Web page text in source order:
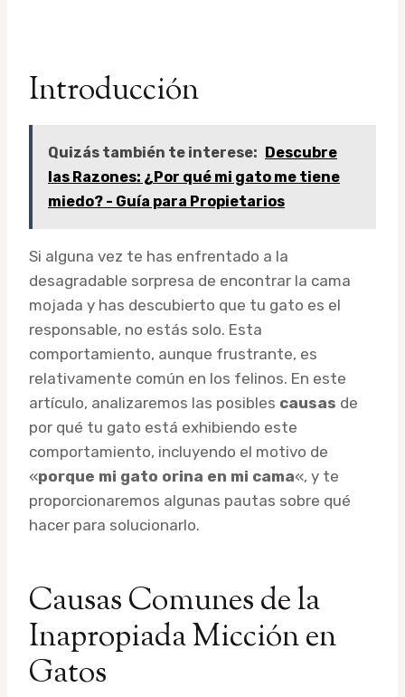
Introducción
Quizás también te interese: Descubre
las Razones: ¿Por qué mi gato me tiene
miedo? - Guía para Propietarios
Si alguna vez te has enfrentado a la
desagradable sorpresa de encontrar la cama
mojada y has descubierto que tu gato es el
responsable, no estás solo. Esta
comportamiento, aunque frustrante, es
relativamente común en los felinos. En este
artículo, analizaremos las posibles causas de
por qué tu gato está exhibiendo este
comportamiento, incluyendo el motivo de
«porque mi gato orina en mi cama«, y te
proporcionaremos algunas pautas sobre qué
hacer para solucionarlo.
Causas Comunes de la
Inapropiada Micción en
Gatos